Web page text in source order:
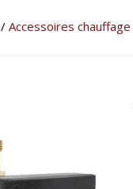
/Accessoires chauffage